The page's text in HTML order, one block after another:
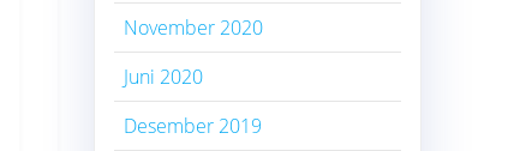
November 2020
Juni 2020
Desember 2019